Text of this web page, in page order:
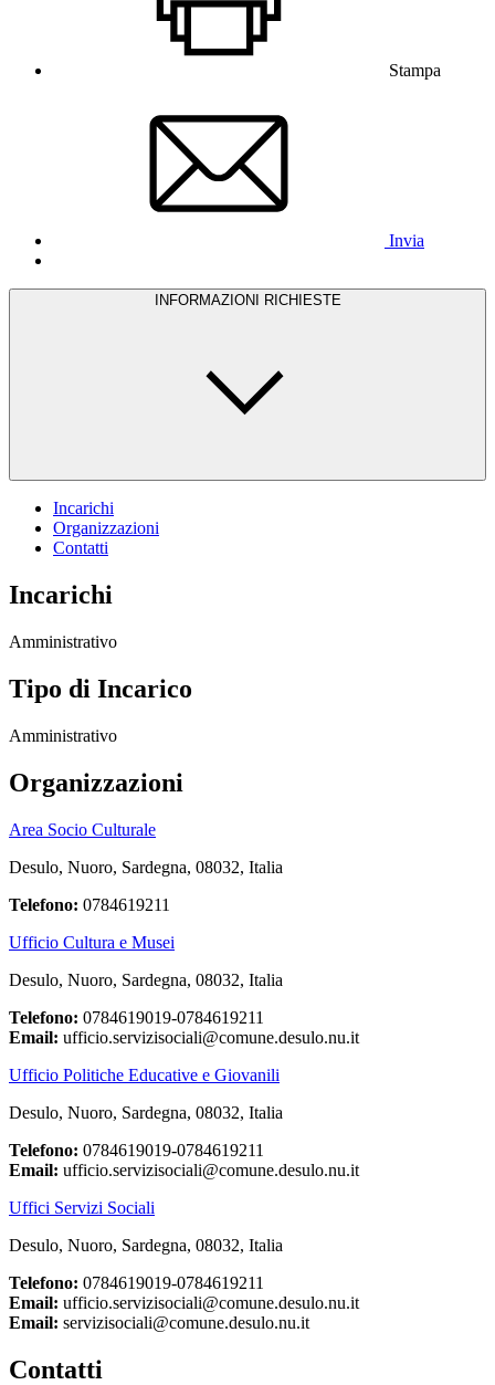
Stampa
Invia
INFORMAZIONI RICHIESTE
Incarichi
Organizzazioni
Contatti
Incarichi
Amministrativo
Tipo di Incarico
Amministrativo
Organizzazioni
Area Socio Culturale
Desulo, Nuoro, Sardegna, 08032, Italia
Telefono: 0784619211
Ufficio Cultura e Musei
Desulo, Nuoro, Sardegna, 08032, Italia
Telefono: 0784619019-0784619211
Email: ufficio.servizisociali@comune.desulo.nu.it
Ufficio Politiche Educative e Giovanili
Desulo, Nuoro, Sardegna, 08032, Italia
Telefono: 0784619019-0784619211
Email: ufficio.servizisociali@comune.desulo.nu.it
Uffici Servizi Sociali
Desulo, Nuoro, Sardegna, 08032, Italia
Telefono: 0784619019-0784619211
Email: ufficio.servizisociali@comune.desulo.nu.it
Email: servizisociali@comune.desulo.nu.it
Contatti